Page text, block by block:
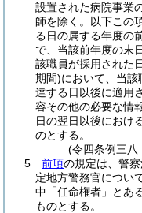
設置された病院事業
師を除く。以下この
る日の属する年度の
で、当該前年度の末
該職員が採用された
期間)において、当該
達する日以後に適用
容その他の必要な情
日の翌日以後におけ
のとする。
(令四条例三八
5
前項の規定は、警
定地方警務官につい
中「任命権者」とあ
ものとする。